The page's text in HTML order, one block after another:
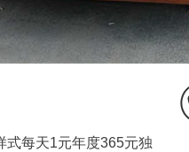
式每天1元年度365元独